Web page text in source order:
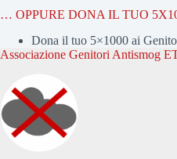
… OPPURE DONA IL TUO
Dona il tuo 5×1000 ai
Associazione Genitori Antismog